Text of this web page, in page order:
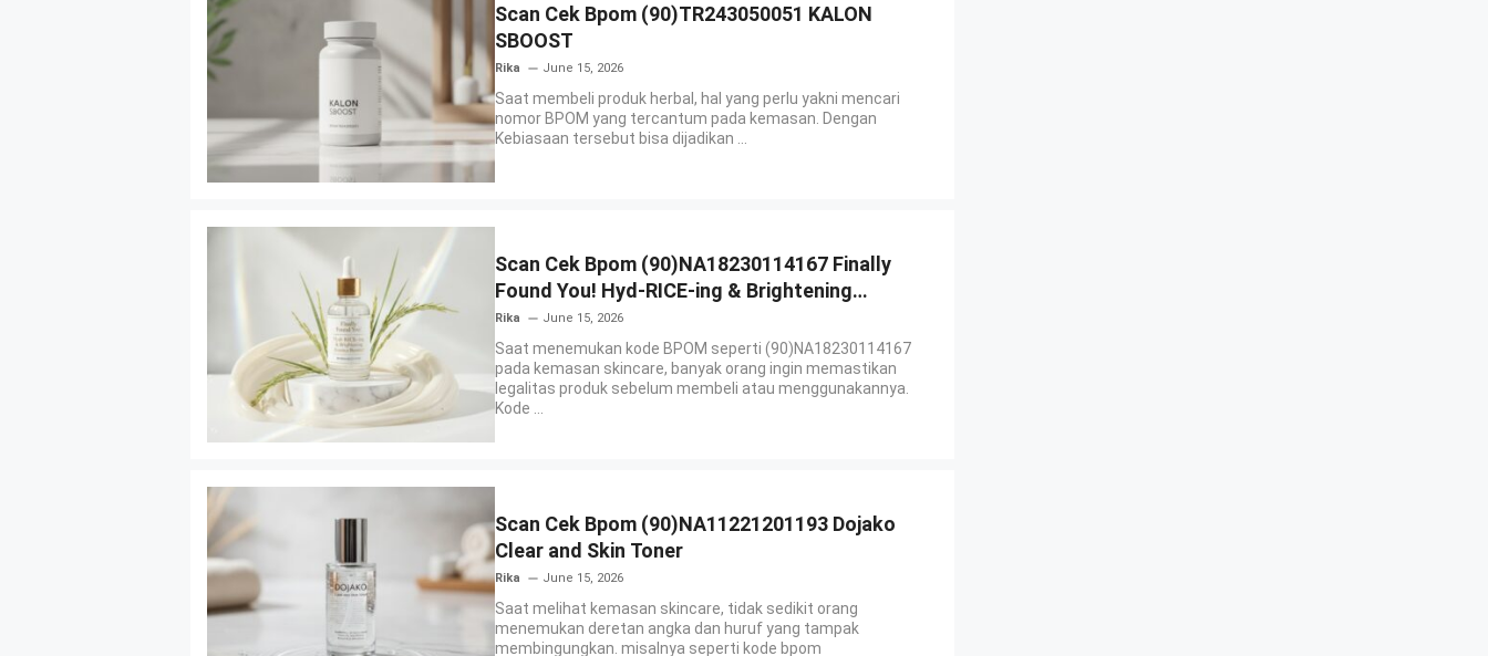
Scan Cek Bpom (90)TR243050051 KALON
SBOOST
Rika June 15, 2026
Saat membeli produk herbal, hal yang perlu yakni mencari
nomor BPOM yang tercantum pada kemasan. Dengan
Kebiasaan tersebut bisa dijadikan ...
Scan Cek Bpom (90)NA18230114167 Finally
Found You! Hyd-RICE-ing & Brightening
Essence Booster
Rika June 15, 2026
Saat menemukan kode BPOM seperti (90)NA18230114167
pada kemasan skincare, banyak orang ingin memastikan
legalitas produk sebelum membeli atau menggunakannya.
Kode ...
Scan Cek Bpom (90)NA11221201193 Dojako
Clear and Skin Toner
Rika June 15, 2026
Saat melihat kemasan skincare, tidak sedikit orang
menemukan deretan angka dan huruf yang tampak
membingungkan. misalnya seperti kode bpom